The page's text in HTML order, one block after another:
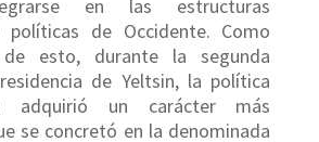
en las estructuras
políticas de Occidente. Como
de esto, durante la segunda
de Yeltsin, la política
adquirió un carácter más
se concretó en la denominada